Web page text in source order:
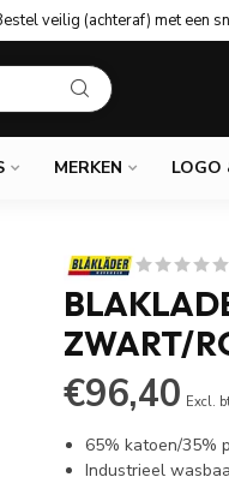
veilig (achteraf) met een
MERKEN LOGO
ZWART/
€96,40 Excl.
65% katoen/35%
Industrieel